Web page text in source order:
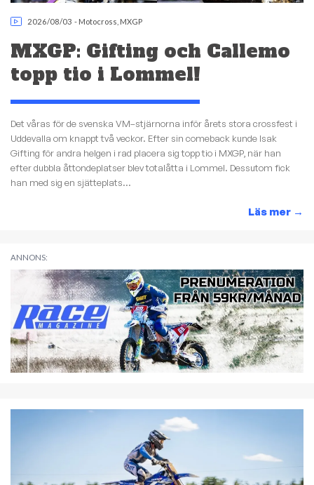
2026/08/03 - Motocross MXGP
MXGP: Gifting och Callemo
topp tio i Lommel!
Det våras för de svenska VM–stjärnorna inför årets stora crossfest i
Uddevalla om knappt två veckor. Efter sin comeback kunde Isak
Gifting för andra helgen i rad placera sig topp tio i MXGP, när han
efter dubbla åttondeplatser blev totalåtta i Lommel. Dessutom fick
han med sig en sjätteplats...
Läs mer →
ANNONS: